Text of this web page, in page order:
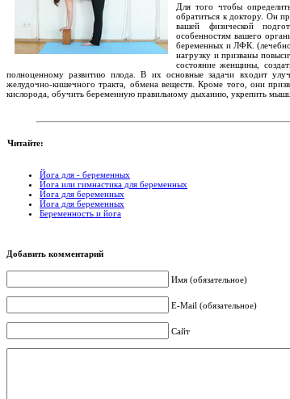
Для того чтобы
обратиться к доктору. Он
вашей физической
особенностям вашего
беременных и ЛФК.
нагрузку и призваны
состояние женщины,
полноценному развитию плода. В их основные задачи входит
желудочно-кишечного тракта, обмена веществ. Кроме того, они
кислорода, обучить беременную правильному дыханию, укрепить
Читайте:
Йога для - беременных
Йога или гимнастика для беременных
Йога для беременных
Йога для беременных
Беременность и йога
Добавить комментарий
Имя (обязательное)
E-Mail (обязательное)
Сайт